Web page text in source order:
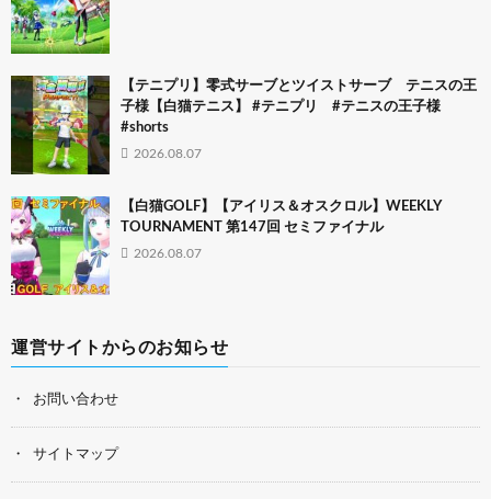
【テニプリ】零式サーブとツイストサーブ テニスの王
子様【白猫テニス】 #テニプリ #テニスの王子様
#shorts
2026.08.07
【白猫GOLF】【アイリス＆オスクロル】WEEKLY
TOURNAMENT 第147回 セミファイナル
2026.08.07
運営サイトからのお知らせ
お問い合わせ
サイトマップ